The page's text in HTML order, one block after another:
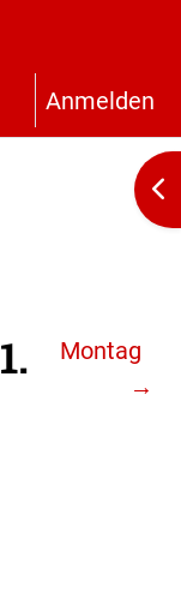
Anmelden
Montag
→